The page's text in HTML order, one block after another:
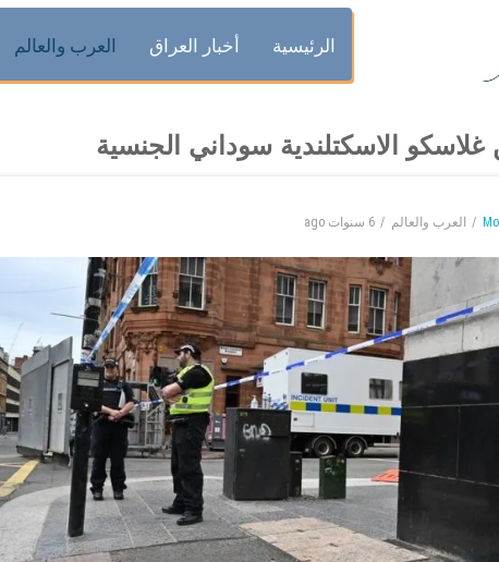
الرئيسية أخبار العراق العرب والعالم
الاسكتلندية سوداني الجنسية
العرب والعالم 6 سنوات ago